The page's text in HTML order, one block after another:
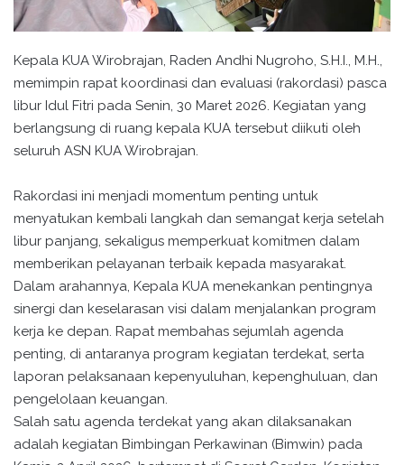
Kepala KUA Wirobrajan, Raden Andhi Nugroho, S.H.I., M.H.,
memimpin rapat koordinasi dan evaluasi (rakordasi) pasca
libur Idul Fitri pada Senin, 30 Maret 2026. Kegiatan yang
berlangsung di ruang kepala KUA tersebut diikuti oleh
seluruh ASN KUA Wirobrajan.
Rakordasi ini menjadi momentum penting untuk
menyatukan kembali langkah dan semangat kerja setelah
libur panjang, sekaligus memperkuat komitmen dalam
memberikan pelayanan terbaik kepada masyarakat.
Dalam arahannya, Kepala KUA menekankan pentingnya
sinergi dan keselarasan visi dalam menjalankan program
kerja ke depan. Rapat membahas sejumlah agenda
penting, di antaranya program kegiatan terdekat, serta
laporan pelaksanaan kepenyuluhan, kepenghuluan, dan
pengelolaan keuangan.
Salah satu agenda terdekat yang akan dilaksanakan
adalah kegiatan Bimbingan Perkawinan (Bimwin) pada